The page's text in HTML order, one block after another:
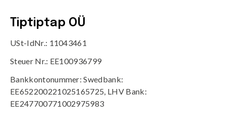
Tiptiptap OÜ
USt-IdNr.: 11043461
Steuer Nr.: EE100936799
Bankkontonummer: Swedbank:
EE652200221025165725, LHV Bank:
EE247700771002975983